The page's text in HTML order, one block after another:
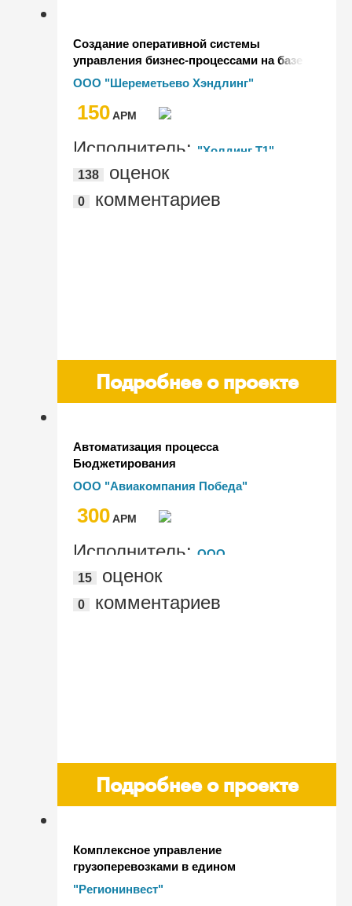
Создание оперативной системы
управления бизнес-процессами на базе
"1С:Зарплата и управление персоналом
8 КОРП" для Аэропорта "Шереметьево"
(МАШ)
ООО "Шереметьево Хэндлинг"
150AРМ
Исполнитель: "Холдинг Т1"
138
оценок
0 комментариев
Подробнее о проекте
Автоматизация процесса
Бюджетирования
ООО "Авиакомпания Победа"
300AРМ
Исполнитель: ООО
"Авиакомпания Победа"
15 оценок
0 комментариев
Подробнее о проекте
Комплексное управление
грузоперевозками в едином
интерфейсе "1С:Управление
"Регионинвест"